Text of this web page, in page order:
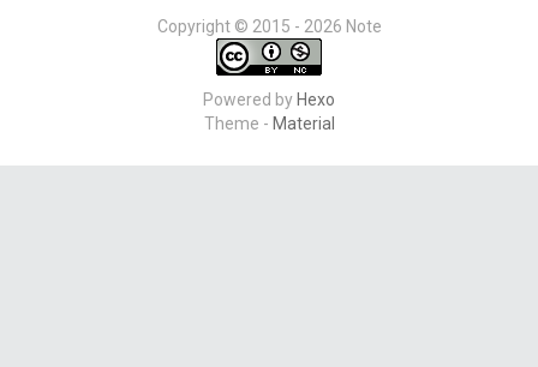
Copyright © 2015 - 2026 Note
Powered byHexo
Theme - Material